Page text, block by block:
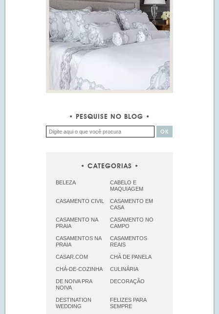
PESQUISE NO BLOG
CATEGORIAS
BELEZA
CABELO E
MAQUIAGEM
CASAMENTO CIVIL
CASAMENTO EM
CASA
CASAMENTO NA
PRAIA
CASAMENTO NO
CAMPO
CASAMENTOS NA
PRAIA
CASAMENTOS
REAIS
CASAR.COM CHÁ DE PANELA
CHÁ-DE-COZINHA CULINÁRIA
DE NOIVA PRA
NOIVA
DECORAÇÃO
DESTINATION
WEDDING
FELIZES PARA
SEMPRE